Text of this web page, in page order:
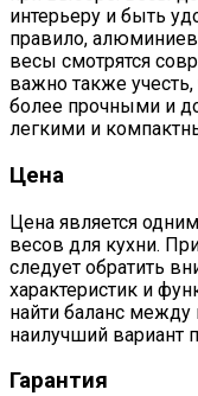
интерьеру и быть
правило,
весы смотрятся
важно также
более прочными и
легкими и
Цена
Цена является
весов для кухни.
следует обратить
характеристик и
найти баланс между
наилучший вариант
Гарантия